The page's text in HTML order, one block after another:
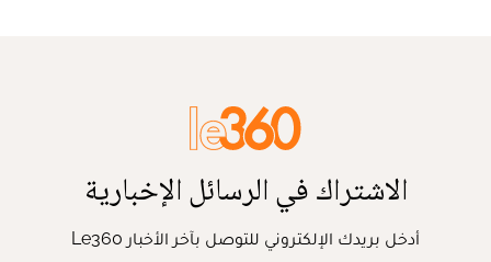
الاشتراك في الرسائل الإخبارية
أدخل بريدك الإلكتروني للتوصل بآخر الأخبار Le360